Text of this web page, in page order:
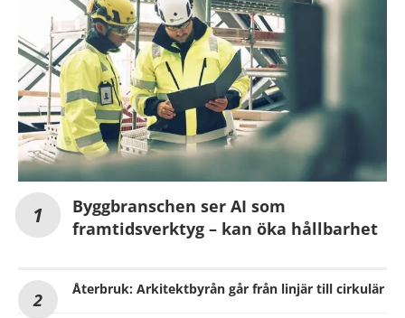
Byggbranschen ser AI som
framtidsverktyg – kan öka hållbarhet
Återbruk: Arkitektbyrån går från linjär till cirkulär